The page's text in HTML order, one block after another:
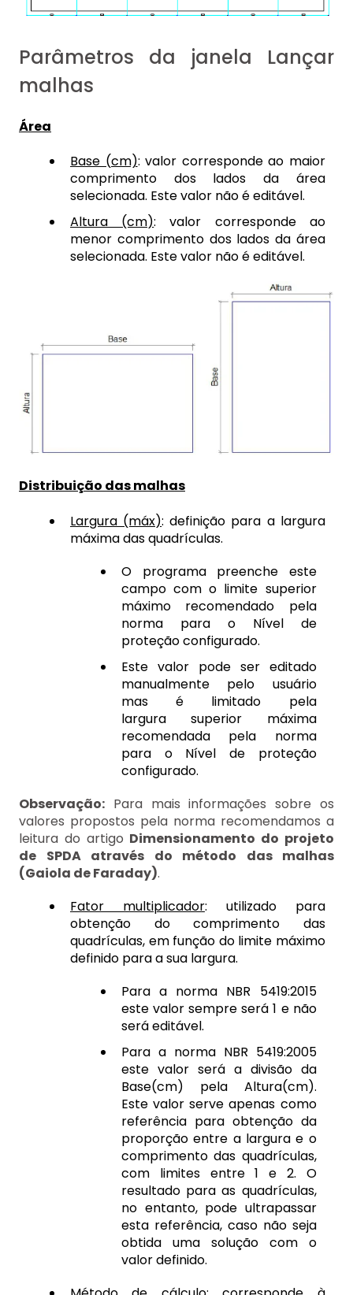
Parâmetros da janela Lançar
malhas
Área
Base (cm): valor corresponde ao maior
comprimento dos lados da área
selecionada. Este valor não é editável.
Altura (cm): valor corresponde ao
menor comprimento dos lados da área
selecionada. Este valor não é editável.
Distribuição das malhas
Largura (máx): definição para a largura
máxima das quadrículas.
O programa preenche este
campo com o limite superior
máximo recomendado pela
norma para o Nível de
proteção configurado.
Este valor pode ser editado
manualmente pelo usuário
mas é limitado pela
largura superior máxima
recomendada pela norma
para o Nível de proteção
configurado.
Observação: Para mais informações sobre os
valores propostos pela norma recomendamos a
leitura do artigo Dimensionamento do projeto
de SPDA através do método das malhas
(Gaiola de Faraday).
Fator multiplicador: utilizado para
obtenção do comprimento das
quadrículas, em função do limite máximo
definido para a sua largura.
Para a norma NBR 5419:2015
este valor sempre será 1 e não
será editável.
Para a norma NBR 5419:2005
este valor será a divisão da
Base(cm) pela Altura(cm).
Este valor serve apenas como
referência para obtenção da
proporção entre a largura e o
comprimento das quadrículas,
com limites entre 1 e 2. O
resultado para as quadrículas,
no entanto, pode ultrapassar
esta referência, caso não seja
obtida uma solução com o
valor definido.